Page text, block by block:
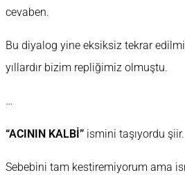
cevaben.
Bu diyalog yine eksiksiz tekrar
yıllardır bizim repliğimiz olmuştu.
…
“ACININ KALBİ” ismini taşıyordu şiir.
Sebebini tam kestiremiyorum ama